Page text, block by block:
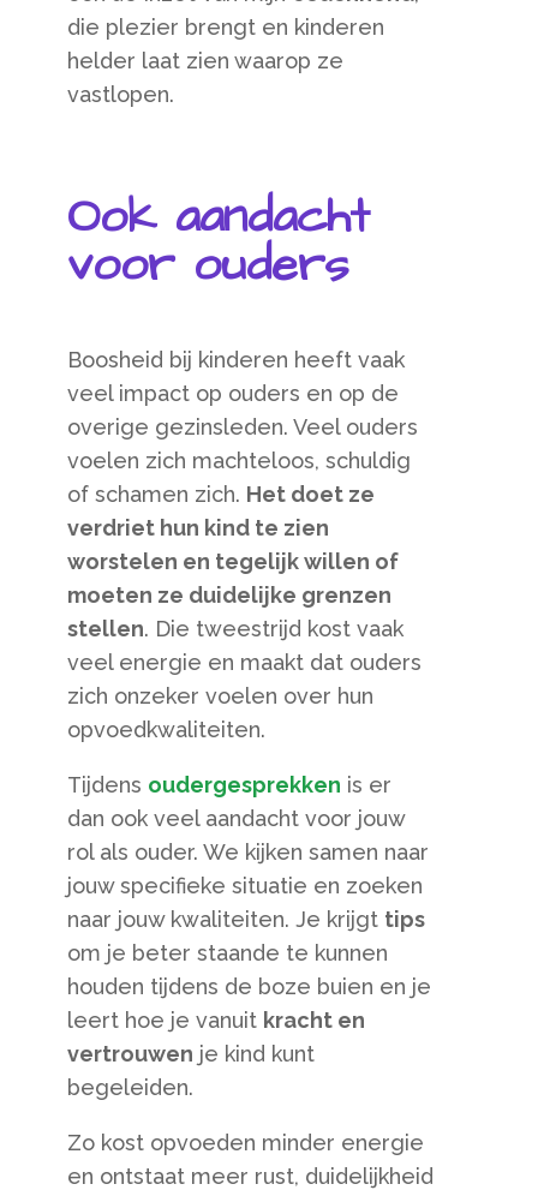
die plezier brengt en kinderen
helder laat zien waarop ze
vastlopen.
Ook aandacht
voor ouders
Boosheid bij kinderen heeft vaak
veel impact op ouders en op de
overige gezinsleden. Veel ouders
voelen zich machteloos, schuldig
of schamen zich. Het doet ze
verdriet hun kind te zien
worstelen en tegelijk willen of
moeten ze duidelijke grenzen
stellen. Die tweestrijd kost vaak
veel energie en maakt dat ouders
zich onzeker voelen over hun
opvoedkwaliteiten.
Tijdens oudergesprekken is er
dan ook veel aandacht voor jouw
rol als ouder. We kijken samen naar
jouw specifieke situatie en zoeken
naar jouw kwaliteiten. Je krijgt tips
om je beter staande te kunnen
houden tijdens de boze buien en je
leert hoe je vanuit kracht en
vertrouwen je kind kunt
begeleiden.
Zo kost opvoeden minder energie
en ontstaat meer rust, duidelijkheid